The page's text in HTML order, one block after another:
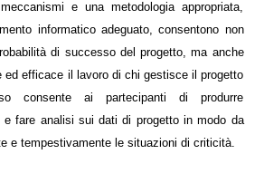
e una metodologia appropriata,
informatico adeguato, consentono non
di successo del progetto, ma anche
ed efficace il lavoro di chi gestisce il progetto
consente ai partecipanti di produrre
e fare analisi sui dati di progetto in modo da
e tempestivamente le situazioni di criticità.